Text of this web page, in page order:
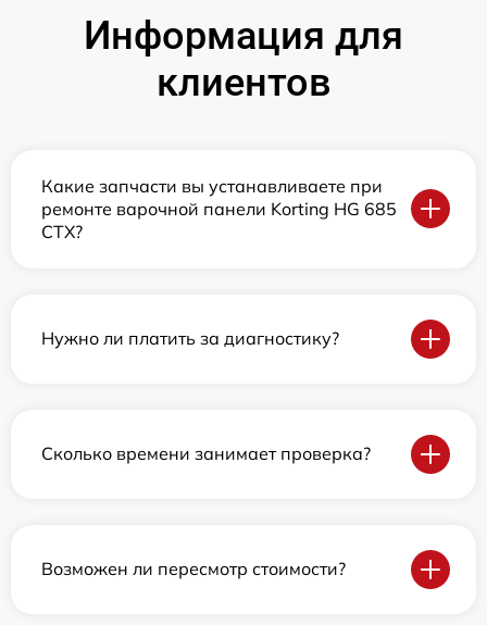
Информация для
клиентов
Какие запчасти вы устанавливаете при
ремонте варочной панели Korting HG 685
CTX?
Нужно ли платить за диагностику?
Сколько времени занимает проверка?
Возможен ли пересмотр стоимости?